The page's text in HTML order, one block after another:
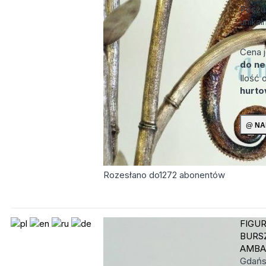
Rozesłano do1272 abonentów
Cena
do
Ilość